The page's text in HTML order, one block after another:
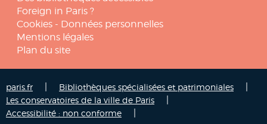
Foreign in Paris ?
Cookies - Données personnelles
Mentions légales
Plan du site
paris.fr Bibliothèques spécialisées et patrimoniales
Les conservatoires de la ville de Paris
Accessibilité : non conforme